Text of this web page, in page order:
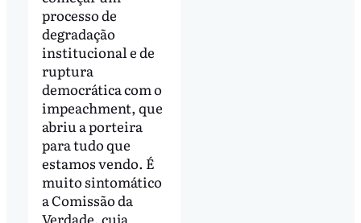
processo de
degradação
institucional e de
ruptura
democrática com o
impeachment, que
abriu a porteira
para tudo que
estamos vendo. É
muito sintomático
a Comissão da
Verdade, cuja